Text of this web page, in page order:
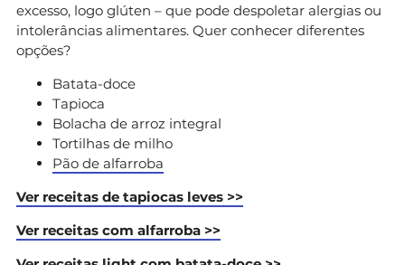
excesso, logo glúten – que pode despoletar alergias ou
intolerâncias alimentares. Quer conhecer diferentes
opções?
Batata-doce
Tapioca
Bolacha de arroz integral
Tortilhas de milho
Pão de alfarroba
Ver receitas de tapiocas leves >>
Ver receitas com alfarroba >>